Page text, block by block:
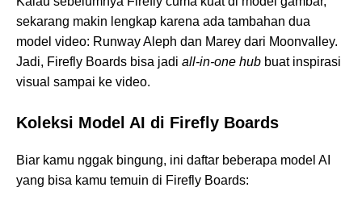
sekarang makin lengkap karena ada tambahan dua
model video: Runway Aleph dan Marey dari Moonvalley.
Jadi, Firefly Boards bisa jadi all-in-one hub buat inspirasi
visual sampai ke video.
Koleksi Model AI di Firefly Boards
Biar kamu nggak bingung, ini daftar beberapa model AI
yang bisa kamu temuin di Firefly Boards: